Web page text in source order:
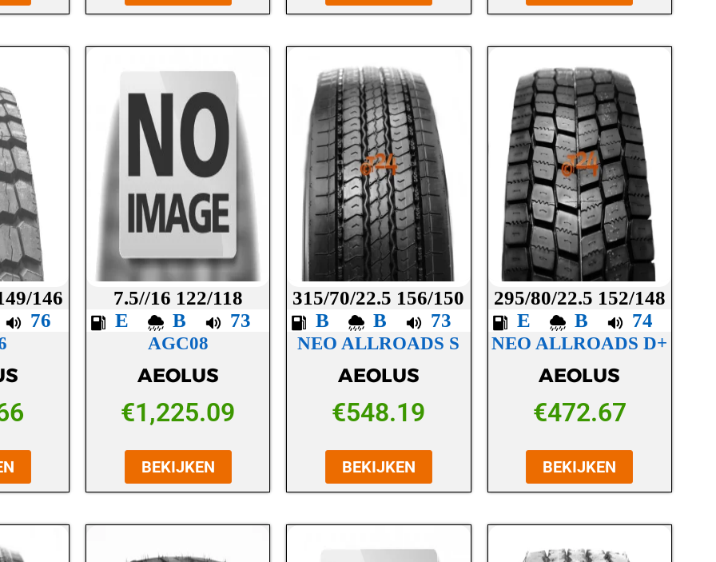
146
76
7.5//16 122/118
E
B 73
AGC08
AEOLUS
€1,225.09
BEKIJKEN
315/70/22.5 156/150
B
B 73
NEO ALLROADS S
AEOLUS
€548.19
BEKIJKEN
295/80/22.5 152/148
E
B 74
NEO ALLROADS D+
AEOLUS
€472.67
BEKIJKEN